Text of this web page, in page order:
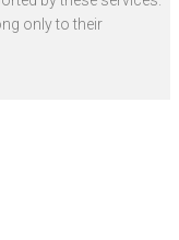
only to their